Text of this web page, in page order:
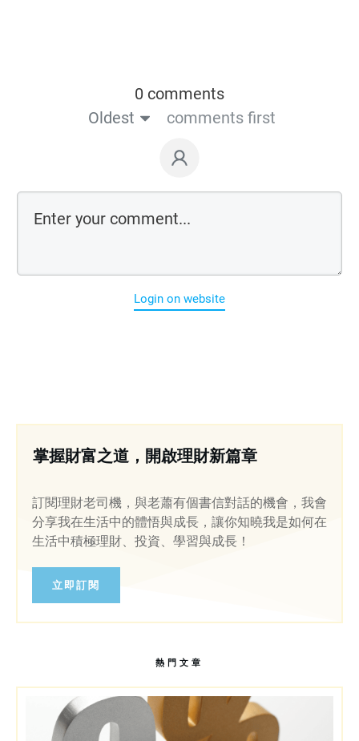
0 comments
Oldest
comments first
Login on website
掌握財富之道，開啟理財新篇章
訂閱理財老司機，與老蕭有個書信對話的機會，我會
分享我在生活中的體悟與成長，讓你知曉我是如何在
生活中積極理財、投資、學習與成長！
立即訂閱
熱門文章